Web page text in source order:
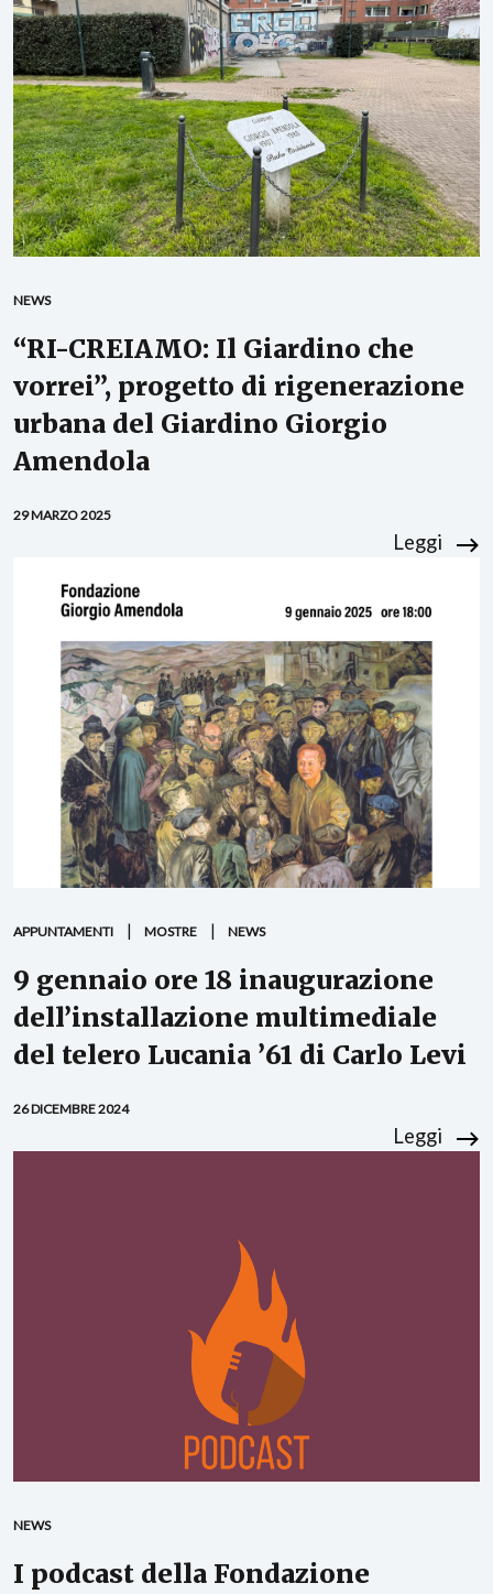
NEWS
“RI-CREIAMO: Il Giardino che
vorrei”, progetto di rigenerazione
urbana del Giardino Giorgio
Amendola
29 MARZO 2025
Leggi
APPUNTAMENTI MOSTRE NEWS
9 gennaio ore 18 inaugurazione
dell’installazione multimediale
del telero Lucania ’61 di Carlo Levi
26 DICEMBRE 2024
Leggi
NEWS
I podcast della Fondazione